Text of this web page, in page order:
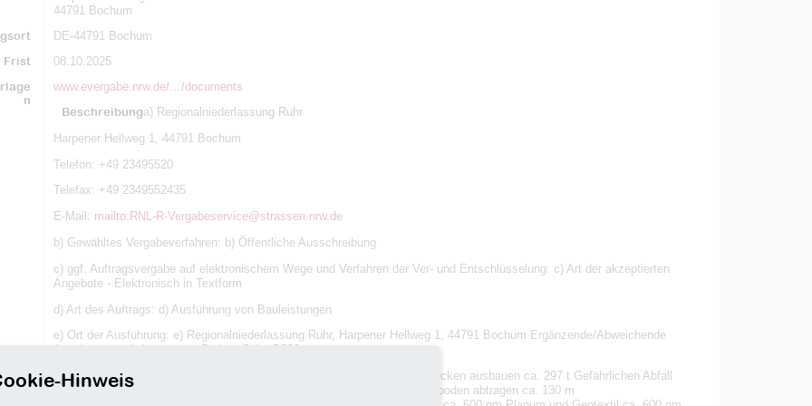
44791 Bochum
DE-44791 Bochum
Frist
08.10.2025
n
www.evergabe.nrw.de/…/documents
Beschreibunga) Regionalniederlassung Ruhr
Harpener Hellweg 1, 44791 Bochum
Telefon: +49 23495520
Telefax: +49 2349552435
E-Mail: mailto:RNL-R-Vergabeservice@strassen.nrw.de
b) Gewähltes Vergabeverfahren: b) Öffentliche Ausschreibung
c) ggf. Auftragsvergabe auf elektronischem Wege und Verfahren der Ver- und Entschlüsselung: c) Art der akzeptierten
Angebote - Elektronisch in Textform
d) Art des Auftrags: d) Ausführung von Bauleistungen
e) Ort der Ausführung: e) Regionalniederlassung Ruhr, Harpener Hellweg 1, 44791 Bochum Ergänzende/Abweichende
Angaben zum Leistungsort: Borken Selm B236
f) Art und Umfang der Leistung: f) ca. 165,00 cbm Retentionsbodenfilterbecken ausbauen ca. 297 t Gefährlichen Abfall
Deponieklasse III ca. 297 t gefährliche Abfall bis BM F3 ca. 95 cbm Oberboden abtragen ca. 130 m
Hinweis